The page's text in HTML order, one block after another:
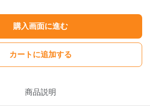
購入画面に進む
カートに追加する
商品説明